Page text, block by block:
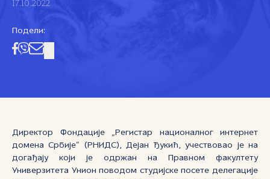
17.10.2022
Подели:
Директор Фондације „Регистар националног интернет
домена Србије“ (РНИДС), Дејан Ђукић, учествовао је на
догађају који је одржан на Правном факултету
Универзитета Унион поводом студијске посете делегације